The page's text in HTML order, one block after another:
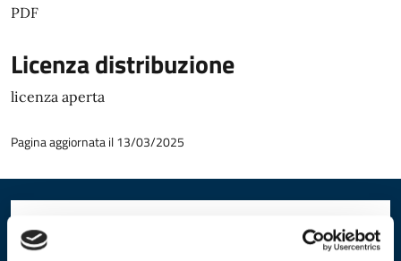
PDF
Licenza distribuzione
licenza aperta
Pagina aggiornata il 13/03/2025
Quanto sono chiare le informazioni su questa
pagina?